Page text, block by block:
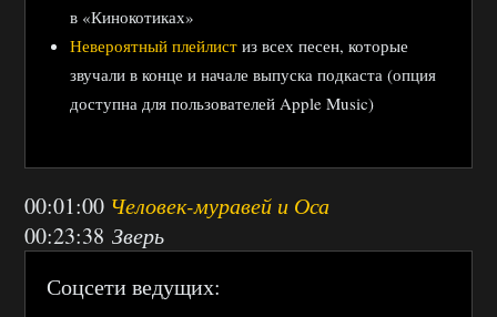
в «Кинокотиках»
Невероятный плейлист из всех песен, которые
звучали в конце и начале выпуска подкаста (опция
доступна для пользователей Apple Music)
00:01:00 Человек-муравей и Оса
00:23:38 Зверь
Соцсети ведущих: